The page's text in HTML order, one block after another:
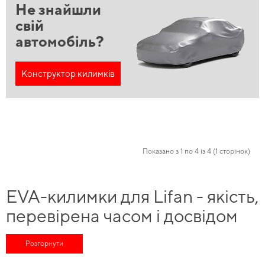
Не знайшли
свій
автомобіль?
Конструктор килимків
Показано з 1 по 4 із 4 (1 сторінок)
EVA-килимки для Lifan - якість,
перевірена часом і досвідом
фахівців
Розгорнути